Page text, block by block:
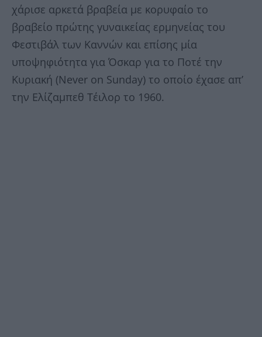
χάρισε αρκετά βραβεία με κορυφαίο το
βραβείο πρώτης γυναικείας ερμηνείας του
Φεστιβάλ των Καννών και επίσης μία
υποψηφιότητα για Όσκαρ για το Ποτέ την
Κυριακή (Never on Sunday) το οποίο έχασε απ’
την Ελίζαμπεθ Τέιλορ το 1960.